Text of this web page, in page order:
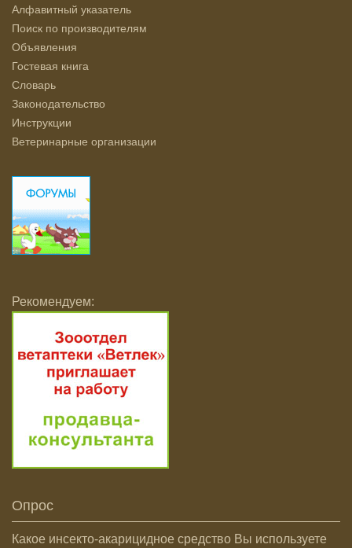
Алфавитный указатель
Поиск по производителям
Объявления
Гостевая книга
Словарь
Законодательство
Инструкции
Ветеринарные организации
Рекомендуем:
Опрос
Какое инсекто-акарицидное средство Вы используете